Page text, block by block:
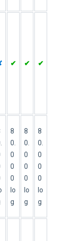
✔ ✔ ✔
8
0.
0
0
0
lo
g
8
0.
0
0
0
lo
g
8
0.
0
0
0
lo
g